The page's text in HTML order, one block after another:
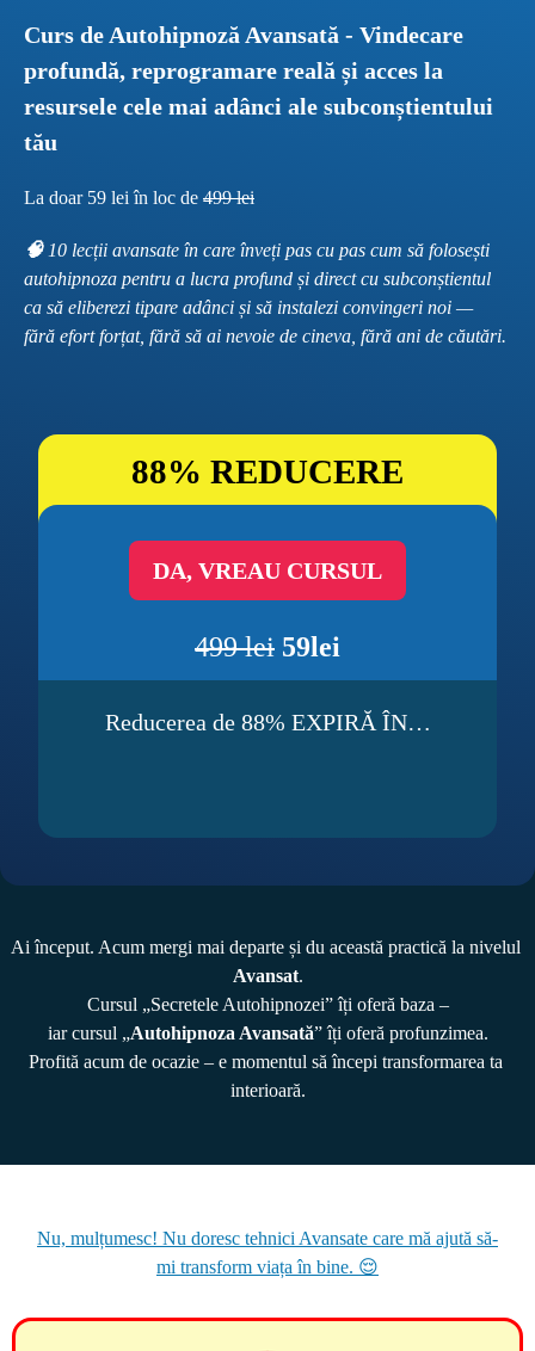
Curs de Autohipnoză Avansată - Vindecare
profundă, reprogramare reală și acces la
resursele cele mai adânci ale subconștientului
tău
La doar 59 lei în loc de 499 lei
🧠 10 lecții avansate în care înveți pas cu pas cum să folosești
autohipnoza pentru a lucra profund și direct cu subconștientul
ca să eliberezi tipare adânci și să instalezi convingeri noi —
fără efort forțat, fără să ai nevoie de cineva, fără ani de căutări.
88% REDUCERE
DA, VREAU CURSUL
499 lei 59lei
Reducerea de 88% EXPIRĂ ÎN…
Ai început. Acum mergi mai departe și du această practică la nivelul
Avansat.
Cursul „Secretele Autohipnozei” îți oferă baza –
iar cursul „Autohipnoza Avansată” îți oferă profunzimea.
Profită acum de ocazie – e momentul să începi transformarea ta
Nu, mulțumesc! Nu doresc tehnici Avansate care mă ajută să-
mi transform viața în bine. 😌